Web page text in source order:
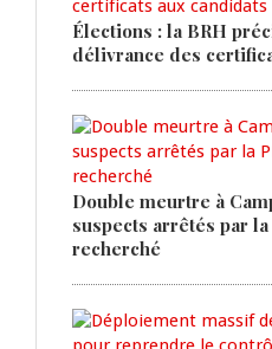
Élections : la BRH
délivrance des
Double meurtre à
suspects arrêtés par
recherché